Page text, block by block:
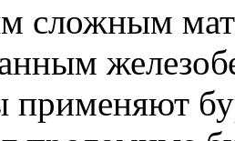
сложным
применяют